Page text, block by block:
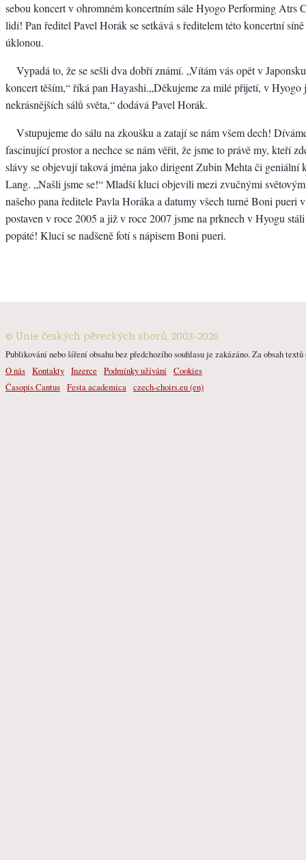
sebou koncert v ohromném koncertním sále Hyogo Performing Atrs
lidí! Pan ředitel Pavel Horák se setkává s ředitelem této koncertní
úklonou.
Vypadá to, že se sešli dva dobří známí. „Vítám vás opět v
koncert těším,“ říká pan Hayashi.„Děkujeme za milé přijetí, v Hyogo
nekrásnějších sálů světa,“ dodává Pavel Horák.
Vstupujeme do sálu na zkoušku a zatají se nám všem dech!
fascinující prostor a nechce se nám věřit, že jsme to právě my, kteří
slávy se objevují taková jména jako dirigent Zubin Mehta či geniální
Lang. „Našli jsme se!“ Mladší kluci objevili mezi zvučnými
našeho pana ředitele Pavla Horáka a datumy všech turné Boni pueri
postaven v roce 2005 a již v roce 2007 jsme na prknech v Hyogu
popáté! Kluci se nadšeně fotí s nápisem Boni pueri.
© Unie českých pěveckých sborů, 2003-2026
Publikování nebo šíření obsahu bez předchozího souhlasu je zakázáno. Za obsah
O nás Kontakty Inzerce Podmínky užívání Cookies
Časopis Cantus Festa academica czech-choirs.eu (en)